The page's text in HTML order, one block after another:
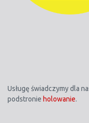
Usługę świadczymy dla
podstronie holowanie.